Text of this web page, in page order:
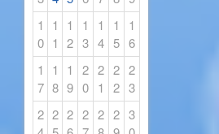
1
0
1
1
1
2
1
3
1
4
1
5
1
6
1
7
1
8
1
9
2
0
2
1
2
2
2
3
2 2 2 2 2 2 3